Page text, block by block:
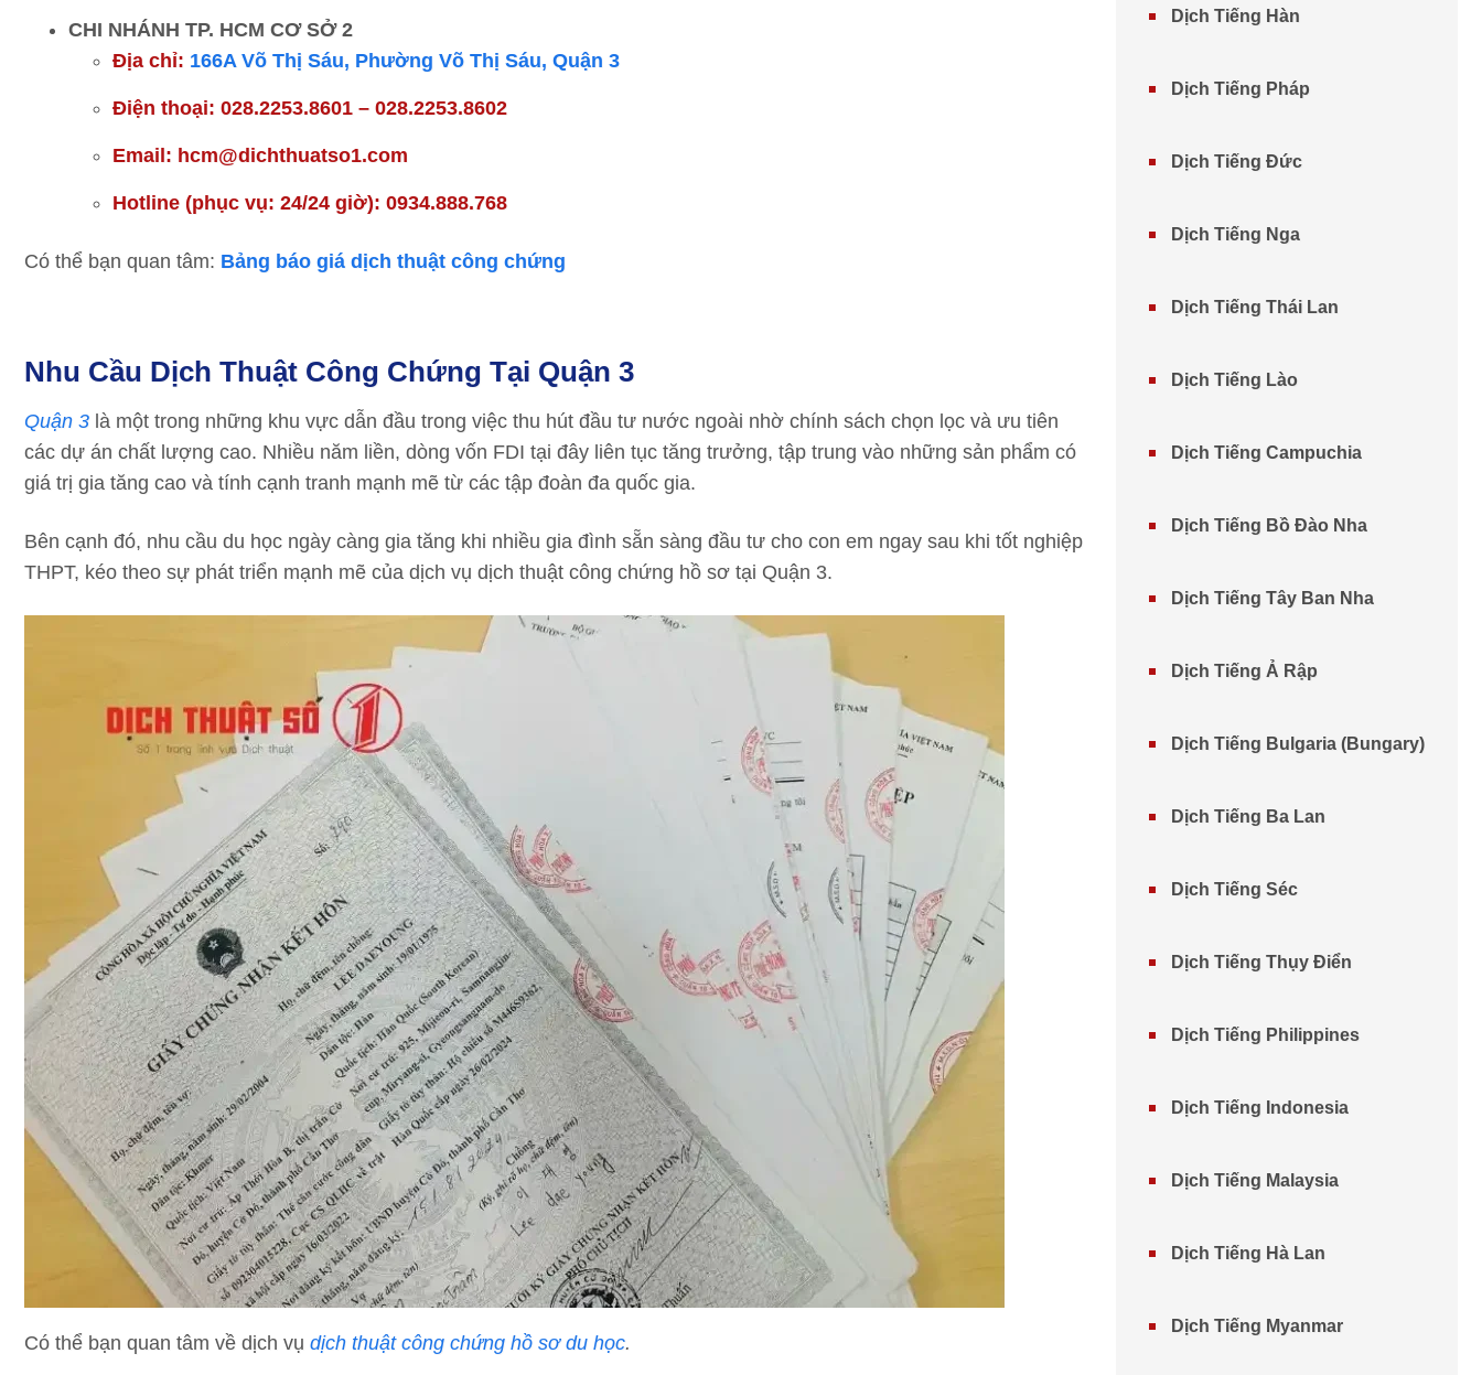
CHI NHÁNH TP. HCM CƠ SỞ 2
Địa chỉ: 166A Võ Thị Sáu, Phường Võ Thị Sáu, Quận 3
Điện thoại: 028.2253.8601 – 028.2253.8602
Email: hcm@dichthuatso1.com
Hotline (phục vụ: 24/24 giờ): 0934.888.768
Có thể bạn quan tâm: Bảng báo giá dịch thuật công chứng
Nhu Cầu Dịch Thuật Công Chứng Tại Quận 3
Quận 3 là một trong những khu vực dẫn đầu trong việc thu hút đầu tư nước ngoài nhờ chính sách chọn lọc và ưu tiên
các dự án chất lượng cao. Nhiều năm liền, dòng vốn FDI tại đây liên tục tăng trưởng, tập trung vào những sản phẩm có
giá trị gia tăng cao và tính cạnh tranh mạnh mẽ từ các tập đoàn đa quốc gia.
Bên cạnh đó, nhu cầu du học ngày càng gia tăng khi nhiều gia đình sẵn sàng đầu tư cho con em ngay sau khi tốt nghiệp
THPT, kéo theo sự phát triển mạnh mẽ của dịch vụ dịch thuật công chứng hồ sơ tại Quận 3.
Có thể bạn quan tâm về dịch vụ dịch thuật công chứng hồ sơ du học.
Dịch Tiếng Hàn
Dịch Tiếng Pháp
Dịch Tiếng Đức
Dịch Tiếng Nga
Dịch Tiếng Thái Lan
Dịch Tiếng Lào
Dịch Tiếng Campuchia
Dịch Tiếng Bồ Đào Nha
Dịch Tiếng Tây Ban Nha
Dịch Tiếng Ả Rập
Dịch Tiếng Bulgaria (Bungary)
Dịch Tiếng Ba Lan
Dịch Tiếng Séc
Dịch Tiếng Thụy Điển
Dịch Tiếng Philippines
Dịch Tiếng Indonesia
Dịch Tiếng Malaysia
Dịch Tiếng Hà Lan
Dịch Tiếng Myanmar